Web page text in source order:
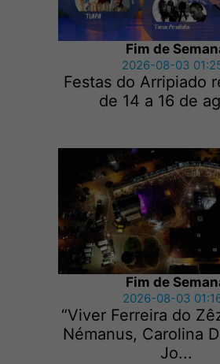
Fim de
2026-08-03
Festas do Arripiado
de 14 a 16 de
Fim de
2026-08-03
“Viver Ferreira do
Némanus, Carolina
Jo...